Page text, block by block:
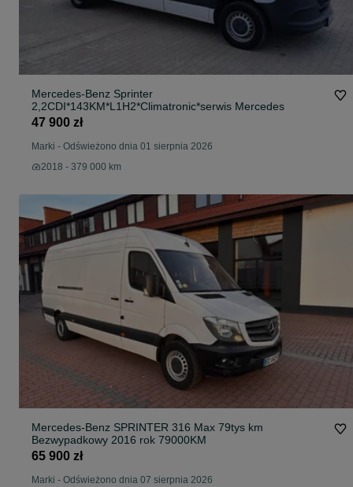
Mercedes-Benz Sprinter
2,2CDI*143KM*L1H2*Climatronic*serwis Mercedes
47 900 zł
Marki - Odświeżono dnia 01 sierpnia 2026
2018 - 379 000 km
Mercedes-Benz SPRINTER 316 Max 79tys km
Bezwypadkowy 2016 rok 79000KM
65 900 zł
Marki - Odświeżono dnia 07 sierpnia 2026